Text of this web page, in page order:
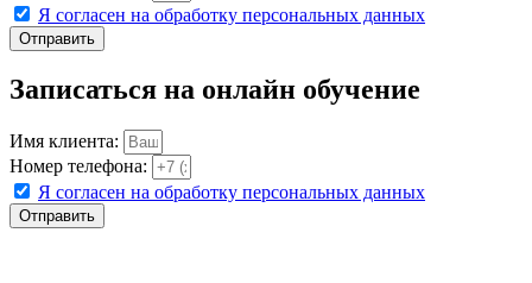
Я согласен на обработку персональных данных
Отправить
Записаться на онлайн обучение
Имя клиента:
Номер телефона:
Я согласен на обработку персональных данных
Отправить